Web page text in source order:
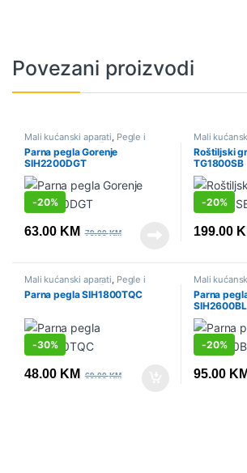
Povezani proizvodi
Mali kućanski aparati, Pegle i
parne stanice ,Sniženo
Parna pegla Gorenje
SIH2200DGT
-20%
63.00 KM 79.00KM
Mali
kontaktni
Roštiljski
TG1800SB
-20%
199.00
Mali kućanski aparati, Pegle i
parne stanice ,Sniženo
Parna pegla SIH1800TQC
-30%
48.00 KM 69.00KM
Mali
parne stanice
Parna
-20%
95.00 KM